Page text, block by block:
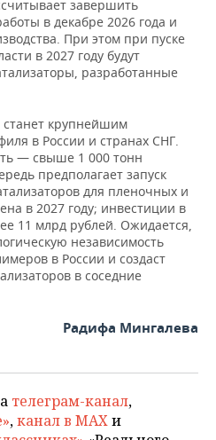
завершить
в декабре 2026 года и
При этом при пуске
в 2027 году будут
разработанные
крупнейшим
в России и странах СНГ.
— свыше 1 000 тонн
предполагает запуск
для пленочных и
в 2027 году; инвестиции в
11 млрд рублей. Ожидается,
независимость
в России и создаст
в соседние
Радифа Мингалева
телеграм-канал,
,канал в MAXи